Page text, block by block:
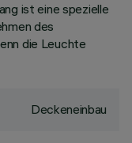
ist eine spezielle
des
die Leuchte
Deckeneinbau